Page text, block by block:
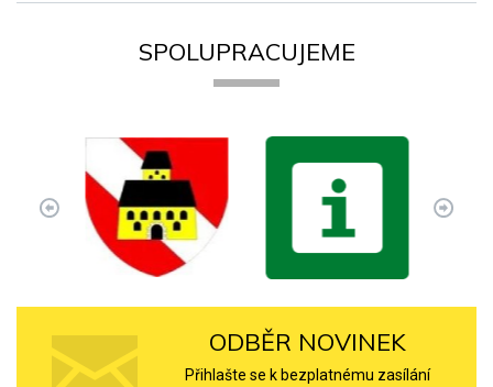
SPOLUPRACUJEME
ODBĚR NOVINEK
Přihlašte se k bezplatnému zasílání